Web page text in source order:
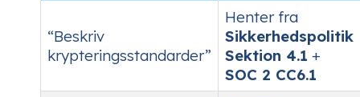
“Beskriv
krypteringsstandarder”
Henter fra
Sikkerhedspolitik
Sektion 4.1 +
SOC 2 CC6.1